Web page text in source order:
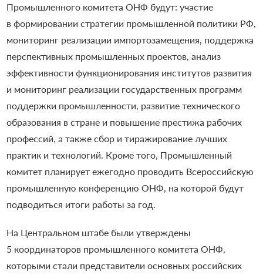
Промышленного комитета ОНФ будут: участие
в формировании стратегии промышленной политики РФ,
мониторинг реализации импортозамещения, поддержка
перспективных промышленных проектов, анализ
эффективности функционирования институтов развития
и мониторинг реализации государственных программ
поддержки промышленности, развитие технического
образования в стране и повышение престижа рабочих
профессий, а также сбор и тиражирование лучших
практик и технологий. Кроме того, Промышленный
комитет планирует ежегодно проводить Всероссийскую
промышленную конференцию ОНФ, на которой будут
подводиться итоги работы за год.
На Центральном штабе были утверждены
5 координаторов промышленного комитета ОНФ,
которыми стали представители основных российских